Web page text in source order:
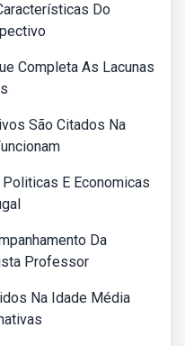
Do
Completa As Lacunas
São Citados Na
E Economicas
Da
Professor
Na Idade Média